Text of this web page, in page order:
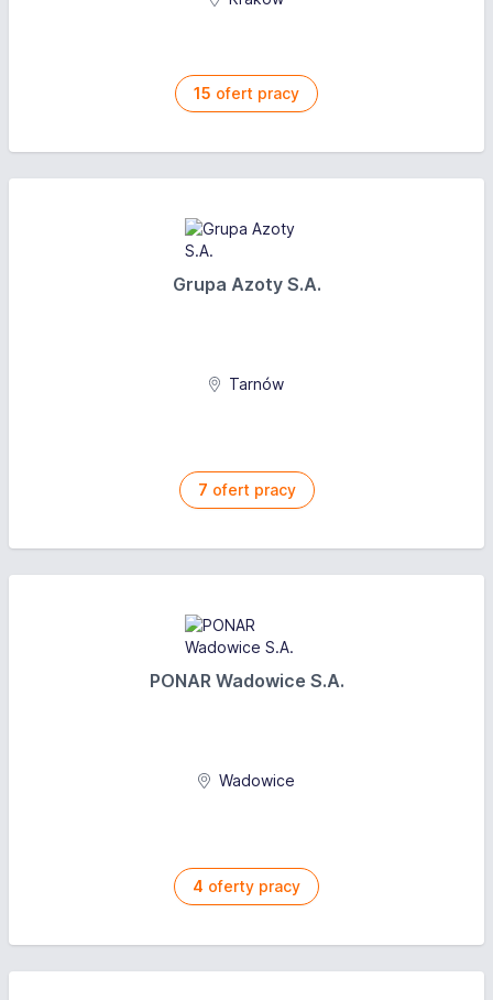
15 ofert pracy
Grupa Azoty S.A.
Tarnów
7 ofert pracy
PONAR Wadowice S.A.
Wadowice
4 oferty pracy